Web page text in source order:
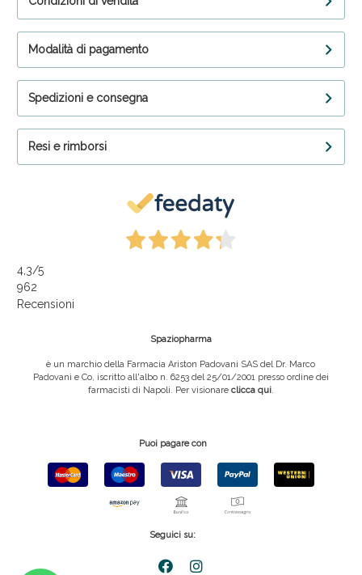
Modalità di pagamento
Spedizioni e consegna
Resi e rimborsi
4,3/5
962
Recensioni
Spaziopharma
è un marchio della Farmacia Ariston Padovani SAS del Dr. Marco
Padovani e Co, iscritto all'albo n. 6253 del 25/01/2001 presso ordine dei
farmacisti di Napoli. Per visionare clicca qui.
Puoi pagare con
Seguici su: